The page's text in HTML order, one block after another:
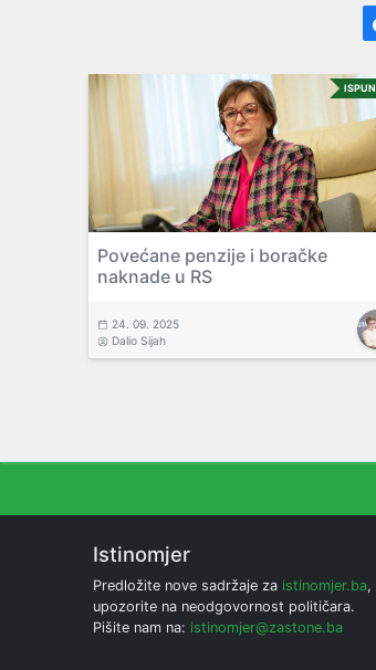
Povećane penzije i boračke
naknade u RS
24. 09. 2025
Dalio Sijah
Istinomjer
Predložite nove sadržaje za istinomjer.ba,
upozorite na neodgovornost političara.
Pišite nam na: istinomjer@zastone.ba